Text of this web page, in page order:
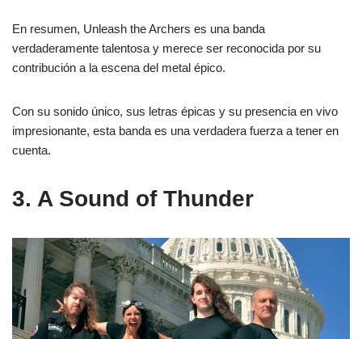
En resumen, Unleash the Archers es una banda
verdaderamente talentosa y merece ser reconocida por su
contribución a la escena del metal épico.
Con su sonido único, sus letras épicas y su presencia en vivo
impresionante, esta banda es una verdadera fuerza a tener en
cuenta.
3. A Sound of Thunder